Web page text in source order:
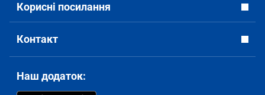
Корисні посилання
Контакт
Наш додаток: